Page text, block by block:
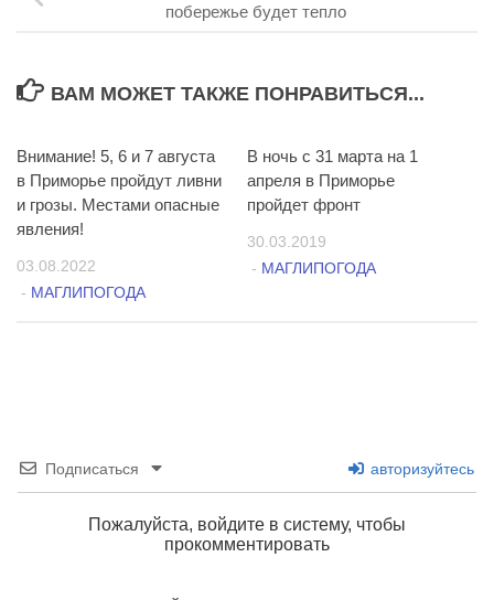
побережье будет тепло
ВАМ МОЖЕТ ТАКЖЕ ПОНРАВИТЬСЯ...
Внимание! 5, 6 и 7 августа
в Приморье пройдут ливни
и грозы. Местами опасные
явления!
03.08.2022
- МАГЛИПОГОДА
В ночь с 31 марта на 1
апреля в Приморье
пройдет фронт
30.03.2019
- МАГЛИПОГОДА
Подписаться авторизуйтесь
Пожалуйста, войдите в систему, чтобы
прокомментировать